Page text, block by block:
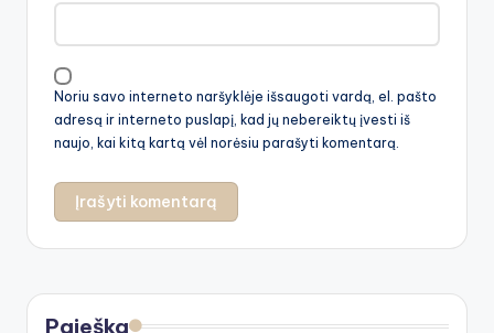
Noriu savo interneto naršyklėje išsaugoti vardą, el. pašto
adresą ir interneto puslapį, kad jų nebereiktų įvesti iš
naujo, kai kitą kartą vėl norėsiu parašyti komentarą.
Paieška